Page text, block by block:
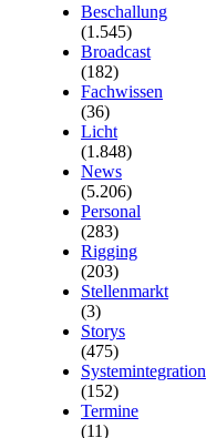
Beschallung
(1.545)
Broadcast
(182)
Fachwissen
(36)
Licht
(1.848)
News
(5.206)
Personal
(283)
Rigging
(203)
Stellenmarkt
(3)
Storys
(475)
Systemintegration
(152)
Termine
(11)